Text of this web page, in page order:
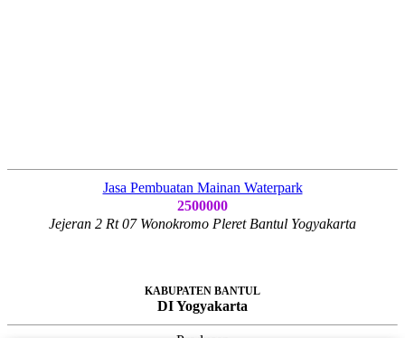
Jasa Pembuatan Mainan Waterpark
2500000
Jejeran 2 Rt 07 Wonokromo Pleret Bantul Yogyakarta
KABUPATEN BANTUL
DI Yogyakarta